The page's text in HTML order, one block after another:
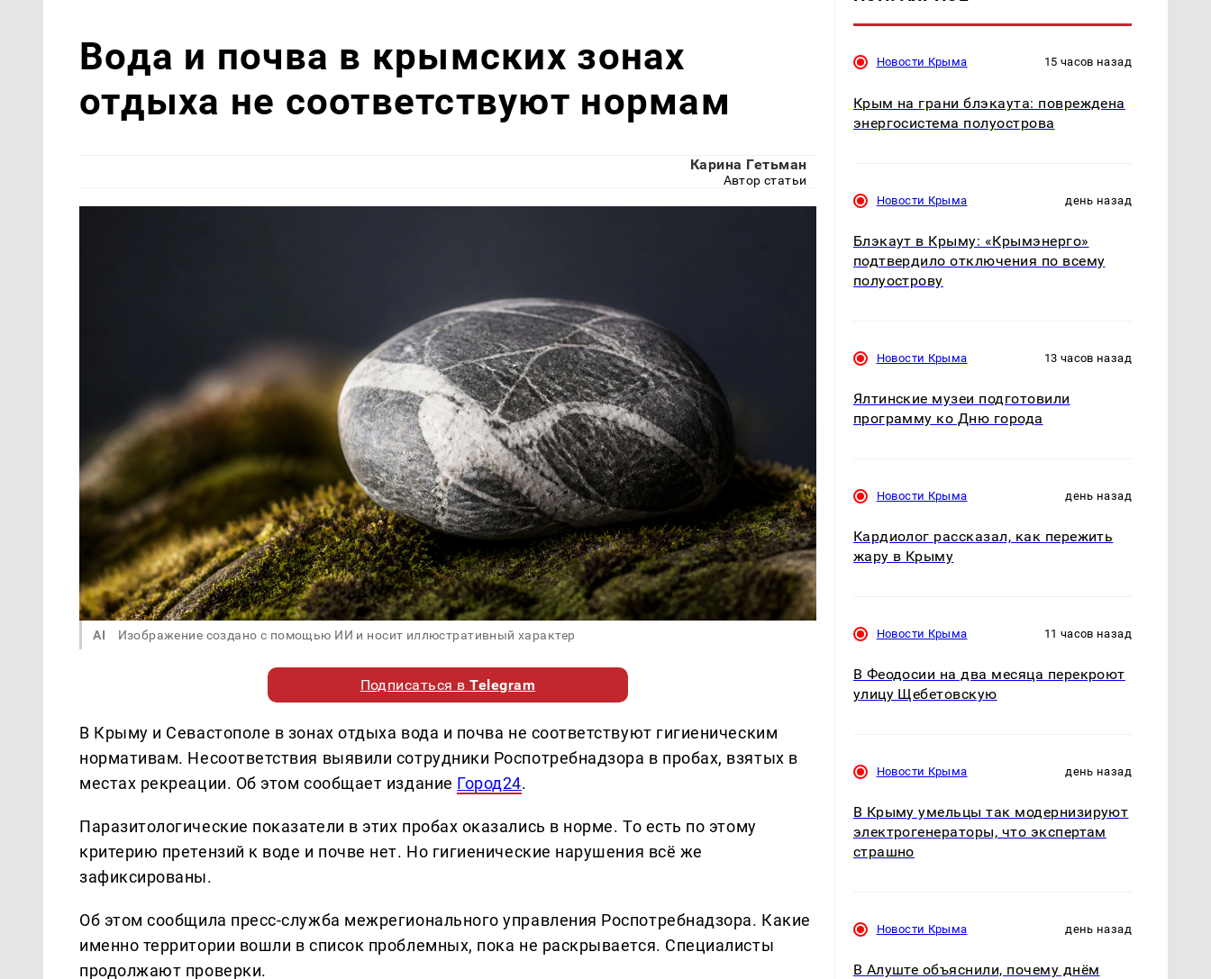
Вода и почва в крымских зонах
отдыха не соответствуют нормам
Карина Гетьман
Автор статьи
AI Изображение создано с помощью ИИ и носит иллюстративный характер
Подписаться вTelegram
В Крыму и Севастополе в зонах отдыха вода и почва не соответствуют гигиеническим
нормативам. Несоответствия выявили сотрудники Роспотребнадзора в пробах, взятых в
местах рекреации. Об этом сообщает издание Город24.
Паразитологические показатели в этих пробах оказались в норме. То есть по этому
критерию претензий к воде и почве нет. Но гигиенические нарушения всё же
зафиксированы.
Об этом сообщила пресс-служба межрегионального управления Роспотребнадзора. Какие
именно территории вошли в список проблемных, пока не раскрывается. Специалисты
продолжают проверки.
Новости Крыма 15 часов назад
Крым на грани блэкаута: повреждена
энергосистема полуострова
Новости Крыма день назад
Блэкаут в Крыму: «Крымэнерго»
подтвердило отключения по всему
полуострову
Новости Крыма 13 часов назад
Ялтинские музеи подготовили
программу ко Дню города
Новости Крыма день назад
Кардиолог рассказал, как пережить
жару в Крыму
Новости Крыма 11 часов назад
В Феодосии на два месяца перекроют
улицу Щебетовскую
Новости Крыма день назад
В Крыму умельцы так модернизируют
электрогенераторы, что экспертам
страшно
Новости Крыма день назад
В Алуште объяснили, почему днём